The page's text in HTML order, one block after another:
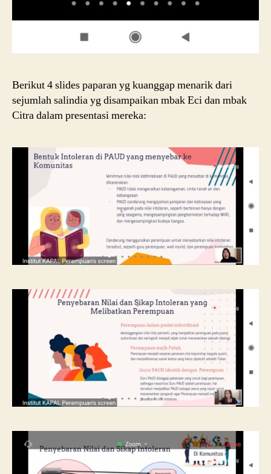
Berikut 4 slides paparan yg kuanggap menarik dari
sejumlah salindia yg disampaikan mbak Eci dan mbak
Citra dalam presentasi mereka: